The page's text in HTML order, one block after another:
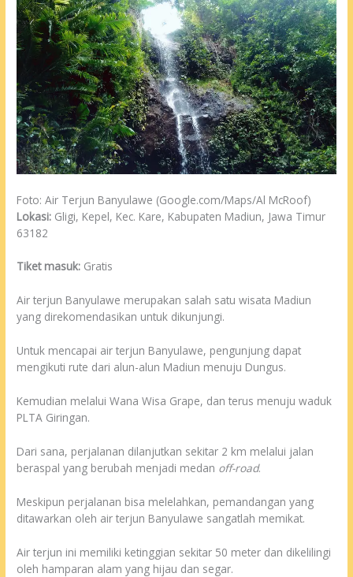
Foto: Air Terjun Banyulawe (Google.com/Maps/Al McRoof)
Lokasi: Gligi, Kepel, Kec. Kare, Kabupaten Madiun, Jawa Timur
63182
Tiket masuk: Gratis
Air terjun Banyulawe merupakan salah satu wisata Madiun
yang direkomendasikan untuk dikunjungi.
Untuk mencapai air terjun Banyulawe, pengunjung dapat
mengikuti rute dari alun-alun Madiun menuju Dungus.
Kemudian melalui Wana Wisa Grape, dan terus menuju waduk
PLTA Giringan.
Dari sana, perjalanan dilanjutkan sekitar 2 km melalui jalan
beraspal yang berubah menjadi medan off-road.
Meskipun perjalanan bisa melelahkan, pemandangan yang
ditawarkan oleh air terjun Banyulawe sangatlah memikat.
Air terjun ini memiliki ketinggian sekitar 50 meter dan dikelilingi
oleh hamparan alam yang hijau dan segar.